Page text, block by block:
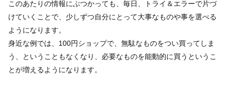
このあたりの情報にぶつかっても、毎日、トライ＆エラーで片づ
けていくことで、少しずつ自分にとって大事なものや事を選べる
ようになります。
身近な例では、100円ショップで、無駄なものをつい買ってしま
う、ということもなくなり、必要なものを能動的に買うというこ
とが増えるようになります。